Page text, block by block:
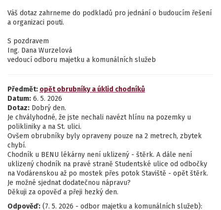
Váš dotaz zahrneme do podkladů pro jednání o budoucím řešení
a organizaci pouti.
S pozdravem
Ing. Dana Wurzelová
vedoucí odboru majetku a komunálních služeb
Předmět: opět obrubníky a úklid chodníků
Datum: 6. 5. 2026
Dotaz: Dobrý den.
Je chvályhodné, že jste nechali navézt hlínu na pozemky u
polikliniky a na St. ulici.
Ovšem obrubníky byly opraveny pouze na 2 metrech, zbytek
chybí.
Chodník u BENU lékárny není uklizený - štěrk. A dále není
uklizený chodník na pravé straně Studentské ulice od odbočky
na Vodárenskou až po mostek přes potok Staviště - opět štěrk.
Je možné sjednat dodatečnou nápravu?
Děkuji za opověď a přeji hezký den.
Odpověď: (7. 5. 2026 - odbor majetku a komunálních služeb):